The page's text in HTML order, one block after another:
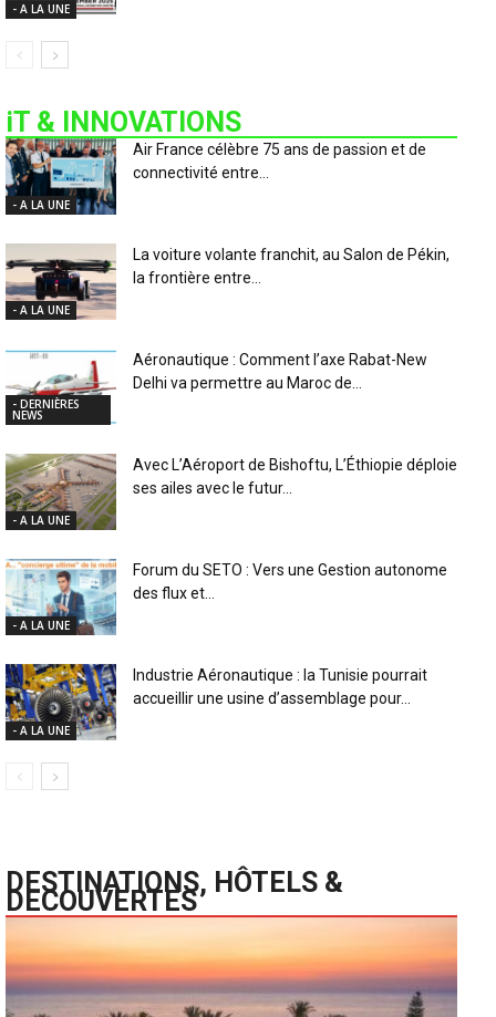
- A LA UNE
iT & INNOVATIONS
- A LA UNE
Air France célèbre 75 ans de passion et de
connectivité entre...
- A LA UNE
La voiture volante franchit, au Salon de Pékin,
la frontière entre...
- DERNIÈRES
NEWS
Aéronautique : Comment l’axe Rabat-New
Delhi va permettre au Maroc de...
- A LA UNE
Avec L’Aéroport de Bishoftu, L’Éthiopie déploie
ses ailes avec le futur...
- A LA UNE
Forum du SETO : Vers une Gestion autonome
des flux et...
- A LA UNE
Industrie Aéronautique : la Tunisie pourrait
accueillir une usine d’assemblage pour...
DESTINATIONS, HÔTELS &
DECOUVERTES